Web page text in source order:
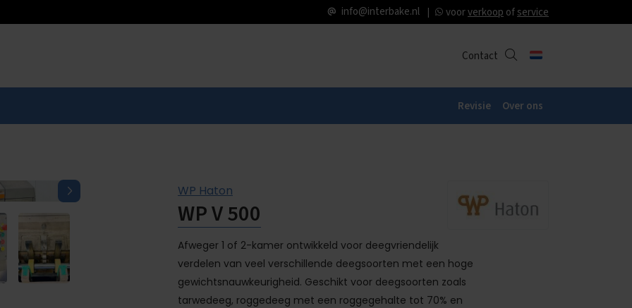
info@interbake.nl voorverkoop ofservice
Contact
Revisie Over ons
WP Haton
WP V 500
Afweger 1 of 2-kamer ontwikkeld voor deegvriendelijk
verdelen van veel verschillende deegsoorten met een hoge
gewichtsnauwkeurigheid. Geschikt voor deegsoorten zoals
tarwedeeg, roggedeeg met een roggegehalte tot 70% en